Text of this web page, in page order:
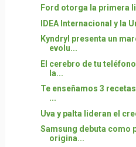
Ford otorga la primera
IDEA Internacional y la
Kyndryl presenta un
evolu...
El cerebro de tu
la...
Te enseñamos 3
...
Uva y palta lideran el
Samsung debuta como
origina...